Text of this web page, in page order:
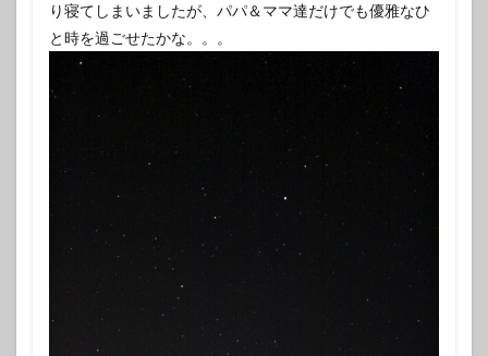
り寝てしまいましたが、パパ＆ママ達だけでも優雅なひ
と時を過ごせたかな。。。